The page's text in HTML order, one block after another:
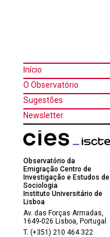
Início
O Observatório
Sugestões
Newsletter
Observatório da
Emigração Centro de
Investigação e Estudos de
Sociologia
Instituto Universitário de
Lisboa
Av. das Forças Armadas,
1649-026 Lisboa, Portugal
T. (+351) 210 464 322